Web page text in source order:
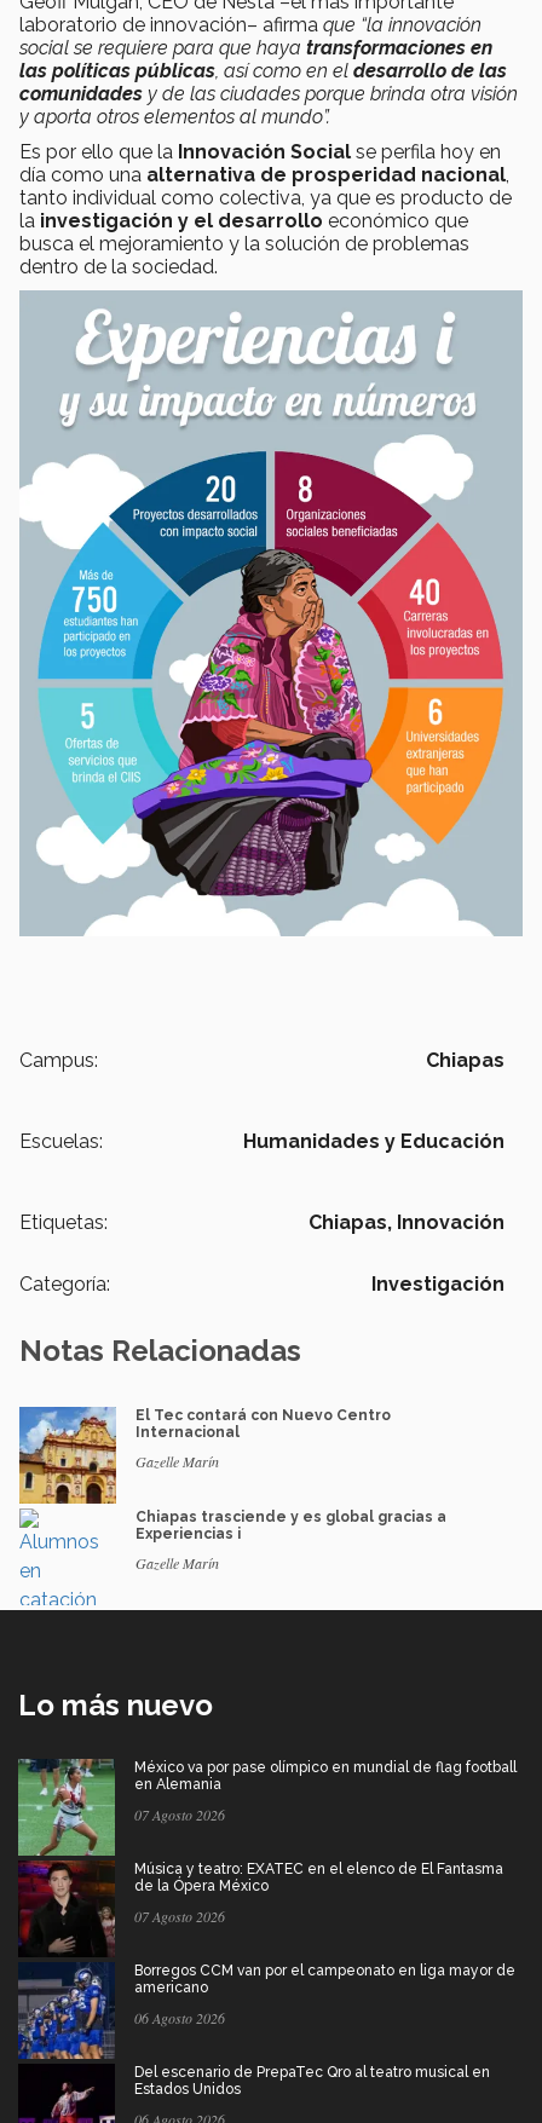
laboratorio de innovación– afirma que “la innovación
social se requiere para que haya transformaciones en
las políticas públicas , así como en el desarrollo de las
comunidades y de las ciudades porque brinda otra visión
y aporta otros elementos al mundo”.
Es por ello que la Innovación Social se perfila hoy en
día como una alternativa de prosperidad nacional
tanto individual como colectiva, ya que es producto de
la investigación y el desarrollo económico que
busca el mejoramiento y la solución de problemas
dentro de la sociedad.
Campus: Chiapas
Escuelas: Humanidades y Educación
Etiquetas: Chiapas, Innovación
Categoría: Investigación
Notas Relacionadas
El Tec contará con Nuevo Centro
Internacional
Gazelle Marín
Chiapas trasciende y es global gracias a
Experiencias i
Gazelle Marín
Lo más nuevo
México va por pase olímpico en mundial de flag football
en Alemania
07 Agosto 2026
Música y teatro: EXATEC en el elenco de El Fantasma
de la Ópera México
07 Agosto 2026
Borregos CCM van por el campeonato en liga mayor de
americano
06 Agosto 2026
Del escenario de PrepaTec Qro al teatro musical en
Estados Unidos